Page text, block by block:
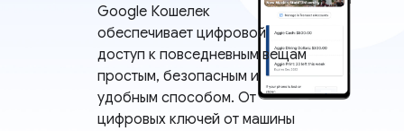
Google Кошелек
обеспечивает цифровой
доступ к повседневным вещам
простым, безопасным и
удобным способом. От
цифровых ключей от машины